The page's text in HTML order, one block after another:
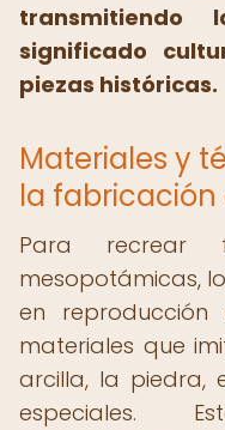
significado
piezas históricas.
Materiales y
la fabricación
Para recrear
mesopotámicas,
en
materiales que
arcilla, la piedra,
especiales.